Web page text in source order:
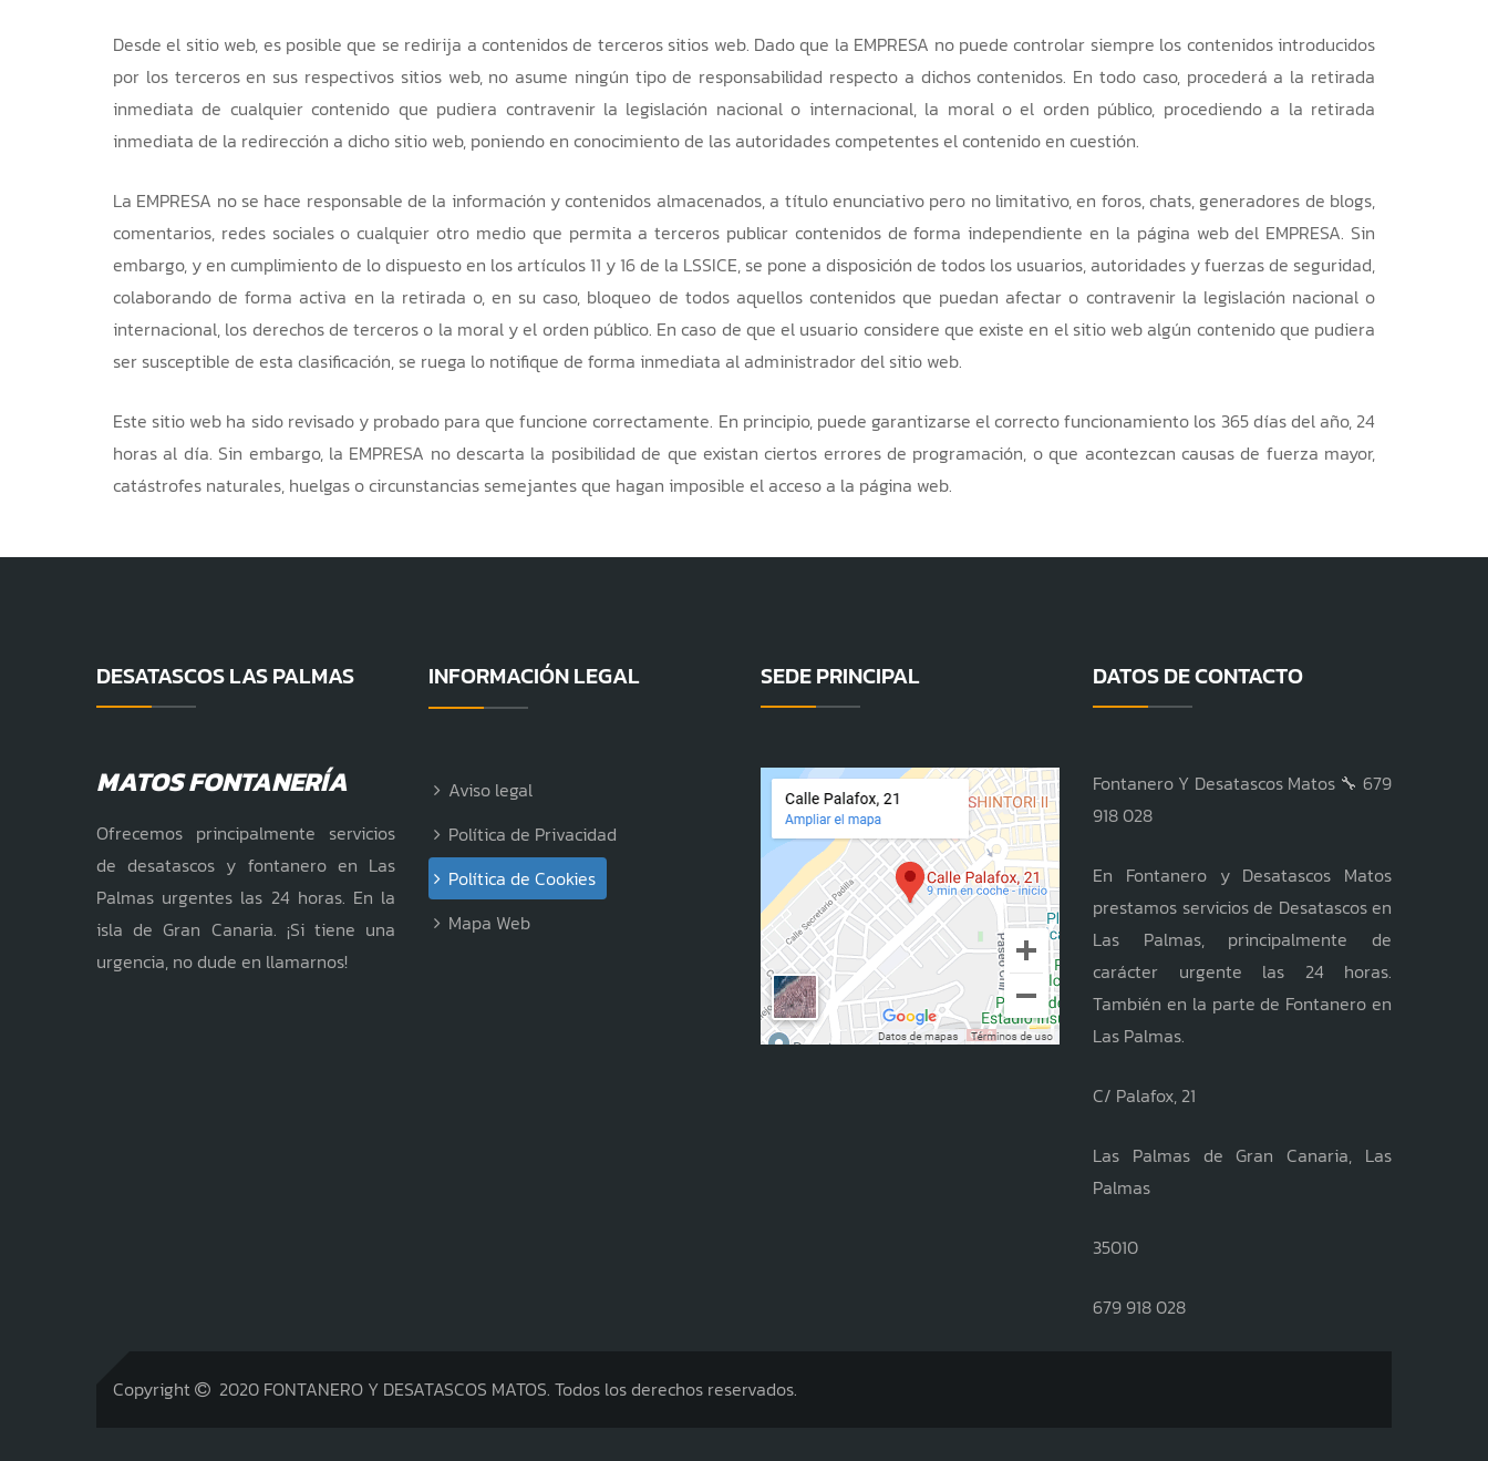
Desde el sitio web, es posible que se redirija a contenidos de terceros sitios web. Dado que la EMPRESA no puede controlar siempre los contenidos introducidos
por los terceros en sus respectivos sitios web, no asume ningún tipo de responsabilidad respecto a dichos contenidos. En todo caso, procederá a la retirada
inmediata de cualquier contenido que pudiera contravenir la legislación nacional o internacional, la moral o el orden público, procediendo a la retirada
inmediata de la redirección a dicho sitio web, poniendo en conocimiento de las autoridades competentes el contenido en cuestión.
La EMPRESA no se hace responsable de la información y contenidos almacenados, a título enunciativo pero no limitativo, en foros, chats, generadores de blogs,
comentarios, redes sociales o cualquier otro medio que permita a terceros publicar contenidos de forma independiente en la página web del EMPRESA. Sin
embargo, y en cumplimiento de lo dispuesto en los artículos 11 y 16 de la LSSICE, se pone a disposición de todos los usuarios, autoridades y fuerzas de seguridad,
colaborando de forma activa en la retirada o, en su caso, bloqueo de todos aquellos contenidos que puedan afectar o contravenir la legislación nacional o
internacional, los derechos de terceros o la moral y el orden público. En caso de que el usuario considere que existe en el sitio web algún contenido que pudiera
ser susceptible de esta clasificación, se ruega lo notifique de forma inmediata al administrador del sitio web.
Este sitio web ha sido revisado y probado para que funcione correctamente. En principio, puede garantizarse el correcto funcionamiento los 365 días del año, 24
horas al día. Sin embargo, la EMPRESA no descarta la posibilidad de que existan ciertos errores de programación, o que acontezcan causas de fuerza mayor,
catástrofes naturales, huelgas o circunstancias semejantes que hagan imposible el acceso a la página web.
DESATASCOS LAS PALMAS
MATOS FONTANERÍA
Ofrecemos principalmente servicios
de desatascos y fontanero en Las
Palmas urgentes las 24 horas. En la
isla de Gran Canaria. ¡Si tiene una
urgencia, no dude en llamarnos!
INFORMACIÓN LEGAL
Aviso legal
Política de Privacidad
Política de Cookies
Mapa Web
SEDE PRINCIPAL DATOS DE CONTACTO
Fontanero Y Desatascos Matos 🔧 679
918 028
En Fontanero y Desatascos Matos
prestamos servicios de Desatascos en
Las Palmas, principalmente de
carácter urgente las 24 horas.
También en la parte de Fontanero en
Las Palmas.
C/ Palafox, 21
Las Palmas de Gran Canaria, Las
Palmas
35010
679 918 028
Copyright 2020 FONTANERO Y DESATASCOS MATOS. Todos los derechos reservados.